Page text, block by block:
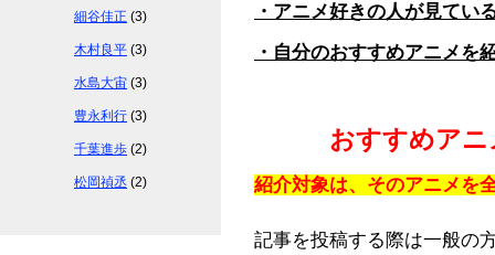
・アニメ好きの人が見てい
・自分のおすすめアニメを
おすすめア
紹介対象は、そのアニメを
記事を投稿する際は一般の
細谷佳正 (3)
木村良平 (3)
水島大宙 (3)
豊永利行 (3)
千葉進歩 (2)
松岡禎丞 (2)